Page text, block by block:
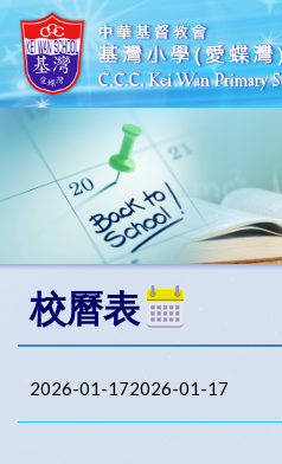
校曆表
2026-01-172026-01-17